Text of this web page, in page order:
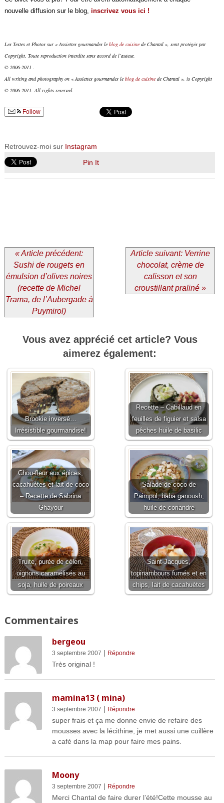
nouvelle diffusion sur le blog, inscrivez vous ici !
Les Textes et Photos sur « Assiettes gourmandes le blog de cuisinede Chantal », sont protégés par
Copyright. Toute reproduction interdite sans accord de l’auteur.
© 2006-2011 .
All writing and photography on « Assiettes gourmandes le blog de cuisinede Chantal », is Copyright
© 2006-2011. All rights reserved.
Follow
Retrouvez-moi sur Instagram
Pin It
« Article précédent:
Sushi de rougets en
émulsion d’olives noires
(recette de Michel
Trama, de l’Aubergade à
Puymirol)
Article suivant: Verrine
chocolat, crème de
calisson et son
croustillant praliné »
Vous avez apprécié cet article? Vous
aimerez également:
Brookie inversé…
Irrésistible gourmandise!
Recette – Cabillaud en
feuilles de figuier et salsa
pêches huile de basilic
Chou-fleur aux épices,
cacahuètes et lait de coco
– Recette de Sabrina
Ghayour
Salade de coco de
Paimpol, baba ganoush,
huile de coriandre
Truite, purée de céleri,
oignons caramélisés au
soja, huile de poireaux
Saint-Jacques,
topinambours fumés et en
chips, lait de cacahuètes
Commentaires
bergeou
3 septembre 2007 | Répondre
Très original !
mamina13 ( mina)
3 septembre 2007 | Répondre
super frais et ça me donne envie de refaire des
mousses avec la lécithine, je met aussi une cuillère
a café dans la map pour faire mes pains.
Moony
3 septembre 2007 | Répondre
Merci Chantal de faire durer l’été!Cette mousse au